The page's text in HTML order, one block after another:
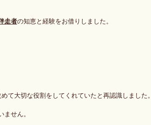
走者の知恵と経験をお借りしました。
て大切な役割をしてくれていたと再認識しました。
せん。